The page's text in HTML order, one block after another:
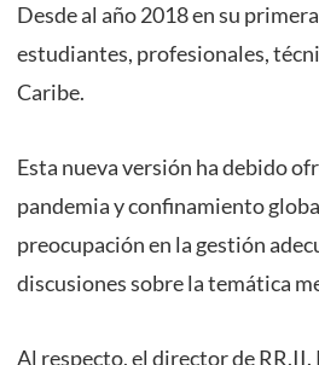
Desde al año 2018 en su
estudiantes, profesionales,
Caribe.
Esta nueva versión ha debido
pandemia y confinamiento
preocupación en la gestión
discusiones sobre la temática
Al respecto, el director de RR.II.